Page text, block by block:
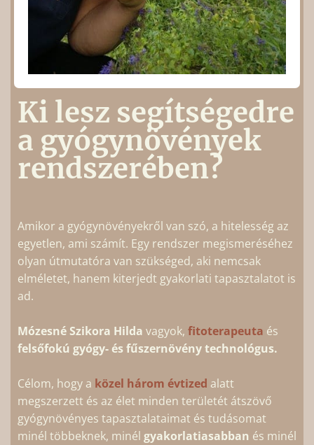
Ki lesz segítségedre
a gyógynövények
rendszerében?
Amikor a gyógynövényekről van szó, a hitelesség az
egyetlen, ami számít. Egy rendszer megismeréséhez
olyan útmutatóra van szükséged, aki nemcsak
elméletet, hanem kiterjedt gyakorlati tapasztalatot is
ad.
Mózesné Szikora Hilda vagyok, fitoterapeuta és
felsőfokú gyógy- és fűszernövény technológus.
Célom, hogy a közel három évtized alatt
megszerzett és az élet minden területét átszövő
gyógynövényes tapasztalataimat és tudásomat
minél többeknek, minél gyakorlatiasabban és minél